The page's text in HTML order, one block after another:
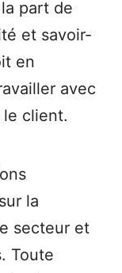
part de
et savoir-
en
avec
client.
la
secteur et
Toute